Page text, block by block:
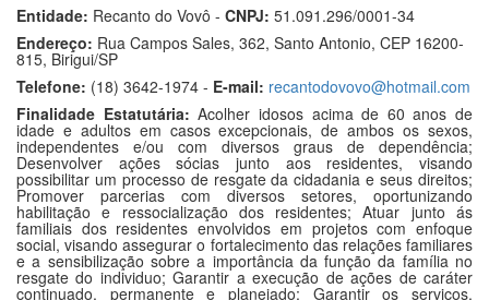
Entidade: Recanto do Vovô - CNPJ: 51.091.296/0001-34
Endereço: Rua Campos Sales, 362, Santo Antonio, CEP 16200-
815, Birigui/SP
Telefone: (18) 3642-1974 - E-mail: recantodovovo@hotmail.com
Finalidade Estatutária: Acolher idosos acima de 60 anos de
idade e adultos em casos excepcionais, de ambos os sexos,
independentes e/ou com diversos graus de dependência;
Desenvolver ações sócias junto aos residentes, visando
possibilitar um processo de resgate da cidadania e seus direitos;
Promover parcerias com diversos setores, oportunizando
habilitação e ressocialização dos residentes; Atuar junto ás
familiais dos residentes envolvidos em projetos com enfoque
social, visando assegurar o fortalecimento das relações familiares
e a sensibilização sobre a importância da função da família no
resgate do individuo; Garantir a execução de ações de caráter
continuado, permanente e planejado; Garantir os serviços,